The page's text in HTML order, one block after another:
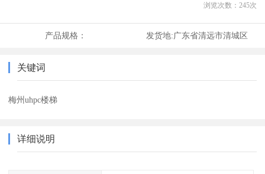
浏览次数： 245次
产品规格： 发货地:广东省清远市清城区
关键词
梅州uhpc楼梯
详细说明